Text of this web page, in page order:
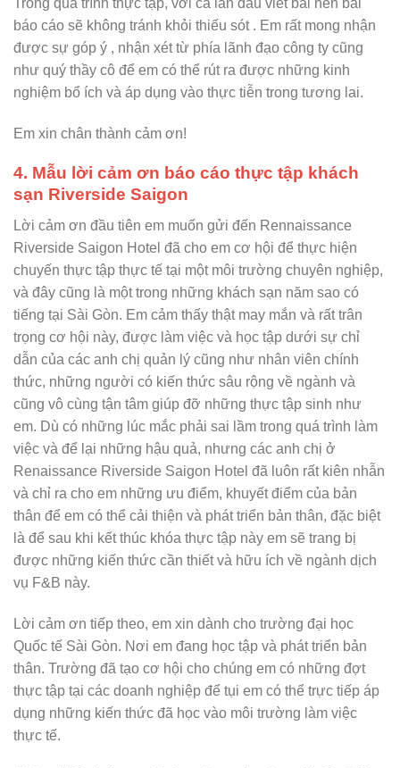
báo cáo sẽ không tránh khỏi thiếu sót . Em rất mong nhận
được sự góp ý , nhận xét từ phía lãnh đạo công ty cũng
như quý thầy cô để em có thể rút ra được những kinh
nghiệm bổ ích và áp dụng vào thực tiễn trong tương lai.
Em xin chân thành cảm ơn!
4. Mẫu lời cảm ơn báo cáo thực tập khách
sạn Riverside Saigon
Lời cảm ơn đầu tiên em muốn gửi đến Rennaissance
Riverside Saigon Hotel đã cho em cơ hội để thực hiện
chuyến thực tập thực tế tại một môi trường chuyên nghiệp,
và đây cũng là một trong những khách sạn năm sao có
tiếng tại Sài Gòn. Em cảm thấy thật may mắn và rất trân
trọng cơ hội này, được làm việc và học tập dưới sự chỉ
dẫn của các anh chị quản lý cũng như nhân viên chính
thức, những người có kiến thức sâu rộng về ngành và
cũng vô cùng tận tâm giúp đỡ những thực tập sinh như
em. Dù có những lúc mắc phải sai lầm trong quá trình làm
việc và để lại những hậu quả, nhưng các anh chị ở
Renaissance Riverside Saigon Hotel đã luôn rất kiên nhẫn
và chỉ ra cho em những ưu điểm, khuyết điểm của bản
thân để em có thể cải thiện và phát triển bản thân, đặc biệt
là để sau khi kết thúc khóa thực tập này em sẽ trang bị
được những kiến thức cần thiết và hữu ích về ngành dịch
vụ F&B này.
Lời cảm ơn tiếp theo, em xin dành cho trường đại học
Quốc tế Sài Gòn. Nơi em đang học tập và phát triển bản
thân. Trường đã tạo cơ hội cho chúng em có những đợt
thực tập tại các doanh nghiệp để tụi em có thể trực tiếp áp
dụng những kiến thức đã học vào môi trường làm việc
thực tế.